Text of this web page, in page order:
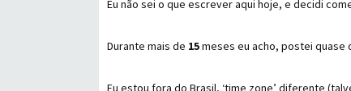
Eu não sei o que escrever aqui hoje, e decidi
Durante mais de 15meses eu acho, postei quase
Eu estou fora do Brasil, ‘time zone’ diferente